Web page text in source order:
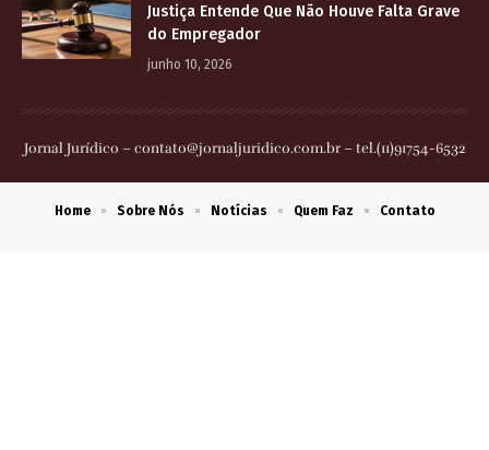
Justiça Entende Que Não Houve Falta Grave
do Empregador
junho 10, 2026
Jornal Jurídico –contato@jornaljuridico.com.br– tel.(11)91754-6532
Home Sobre Nós Notícias Quem Faz Contato